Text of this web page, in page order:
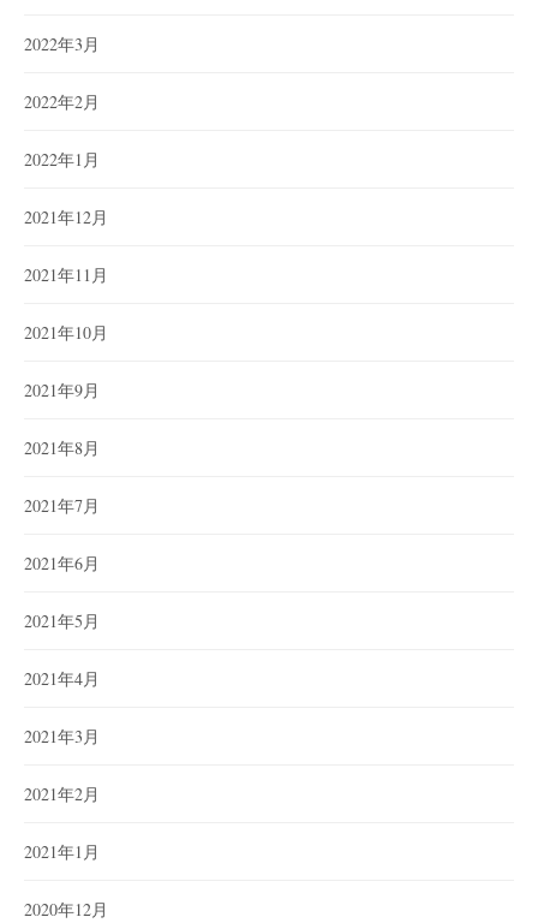
2022年3月
2022年2月
2022年1月
2021年12月
2021年11月
2021年10月
2021年9月
2021年8月
2021年7月
2021年6月
2021年5月
2021年4月
2021年3月
2021年2月
2021年1月
2020年12月